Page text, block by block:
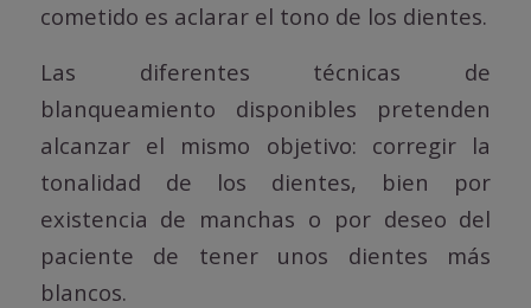
cometido es aclarar el tono de los dientes.
Las diferentes técnicas de
blanqueamiento disponibles pretenden
alcanzar el mismo objetivo: corregir la
tonalidad de los dientes, bien por
existencia de manchas o por deseo del
paciente de tener unos dientes más
blancos.